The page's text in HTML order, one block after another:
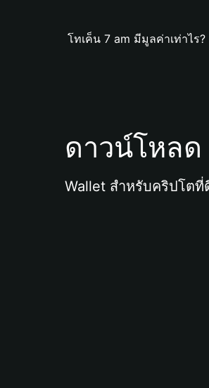
โทเค็น 7 am มีมูลค่าเท่าไร?
ดาวน์โหลด
Wallet สำหรับคริปโต